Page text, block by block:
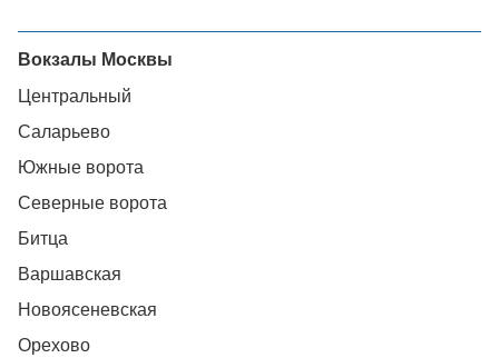
Вокзалы Москвы
Центральный
Саларьево
Южные ворота
Северные ворота
Битца
Варшавская
Новоясеневская
Орехово